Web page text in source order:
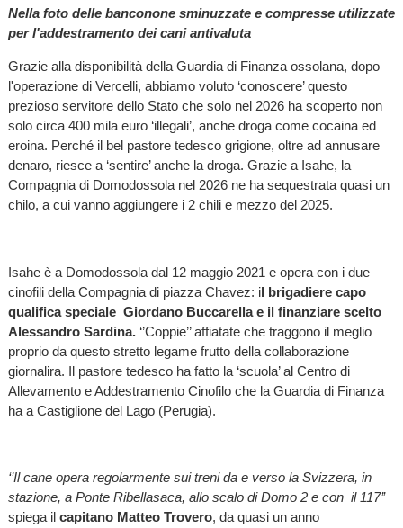
Nella foto delle banconone sminuzzate e compresse utilizzate
per l'addestramento dei cani antivaluta
Grazie alla disponibilità della Guardia di Finanza ossolana, dopo
l'operazione di Vercelli, abbiamo voluto ‘conoscere’ questo
prezioso servitore dello Stato che solo nel 2026 ha scoperto non
solo circa 400 mila euro ‘illegali’, anche droga come cocaina ed
eroina. Perché il bel pastore tedesco grigione, oltre ad annusare
denaro, riesce a ‘sentire’ anche la droga. Grazie a Isahe, la
Compagnia di Domodossola nel 2026 ne ha sequestrata quasi un
chilo, a cui vanno aggiungere i 2 chili e mezzo del 2025.
Isahe è a Domodossola dal 12 maggio 2021 e opera con i due
cinofili della Compagnia di piazza Chavez: il brigadiere capo
qualifica speciale Giordano Buccarella e il finanziare scelto
Alessandro Sardina. ‘’Coppie’’ affiatate che traggono il meglio
proprio da questo stretto legame frutto della collaborazione
giornalira. Il pastore tedesco ha fatto la ‘scuola’ al Centro di
Allevamento e Addestramento Cinofilo che la Guardia di Finanza
ha a Castiglione del Lago (Perugia).
‘’Il cane opera regolarmente sui treni da e verso la Svizzera, in
stazione, a Ponte Ribellasaca, allo scalo di Domo 2 e con il 117’’
spiega il capitano Matteo Trovero, da quasi un anno